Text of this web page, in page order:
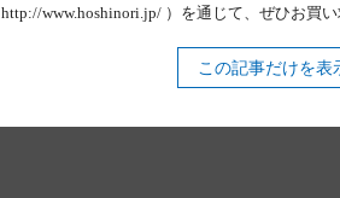
http://www.hoshinori.jp/ ）を通じて、ぜひお買
この記事だけを表